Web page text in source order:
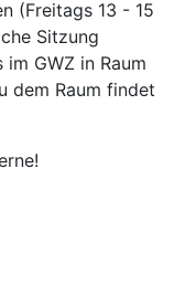
(Freitags 13 - 15
Sitzung
GWZ in Raum
dem Raum findet